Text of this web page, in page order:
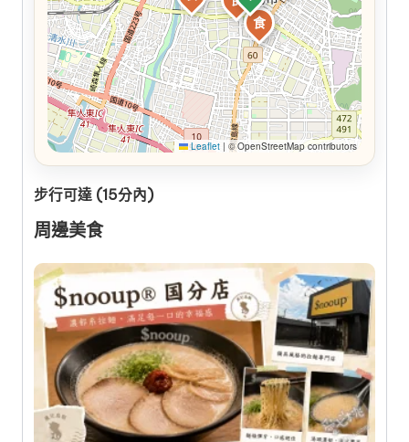
食
Leaflet | © OpenStreetMap contributors
步行可達 (15分內)
周邊美食